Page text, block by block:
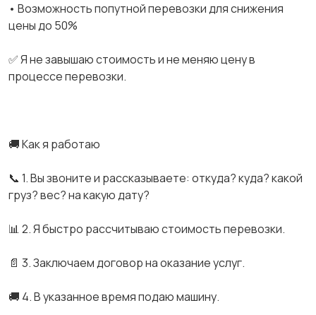
• Возможность попутной перевозки для снижения
цены до 50%
✅ Я не завышаю стоимость и не меняю цену в
процессе перевозки.
🚚 Как я работаю
📞 1. Вы звоните и рассказываете: откуда? куда? какой
груз? вес? на какую дату?
📊 2. Я быстро рассчитываю стоимость перевозки.
📄 3. Заключаем договор на оказание услуг.
🚚 4. В указанное время подаю машину.